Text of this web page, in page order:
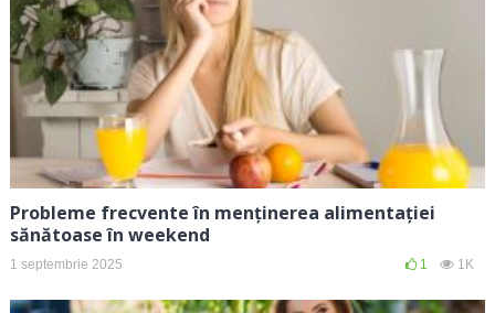
Probleme frecvente în menținerea alimentației
sănătoase în weekend
1 septembrie 2025 1 1K